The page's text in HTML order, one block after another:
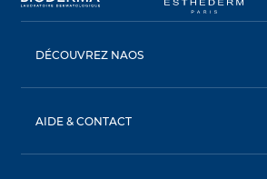
DÉCOUVREZ NAOS
ETAT PUR
AIDE & CONTACT